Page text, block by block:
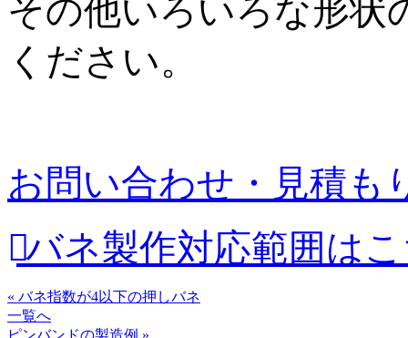
その他いろいろな形状
ください。
お問い合わせ・見積も
バネ製作対応範囲は
« バネ指数が4以下の押しバネ
一覧へ
ピンバンドの製造例 »